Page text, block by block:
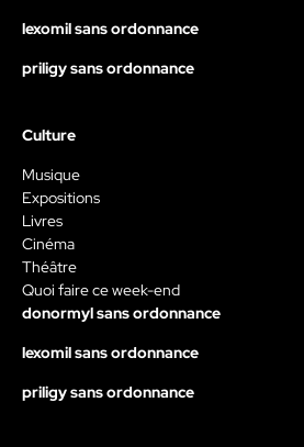
lexomil sans ordonnance
priligy sans ordonnance
Culture
Musique
Expositions
Livres
Cinéma
Théâtre
Quoi faire ce week-end
donormyl sans ordonnance
lexomil sans ordonnance
priligy sans ordonnance